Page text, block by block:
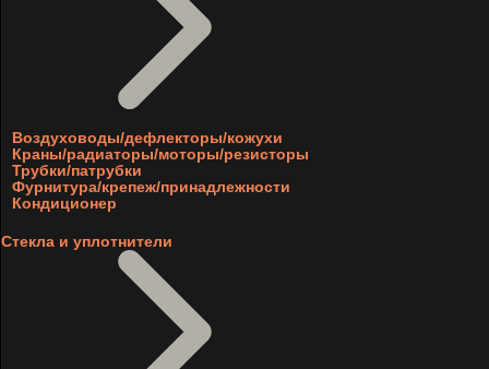
Воздуховоды/дефлекторы/кожухи
Краны/радиаторы/моторы/резисторы
Трубки/патрубки
Фурнитура/крепеж/принадлежности
Кондиционер
Стекла и уплотнители